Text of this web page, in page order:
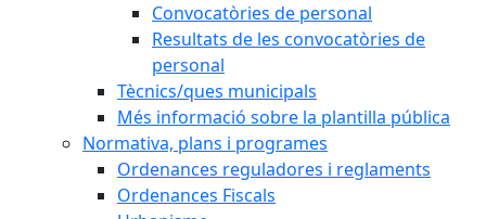
Convocatòries de personal
Resultats de les convocatòries de
personal
Tècnics/ques municipals
Més informació sobre la plantilla pública
Normativa, plans i programes
Ordenances reguladores i reglaments
Ordenances Fiscals